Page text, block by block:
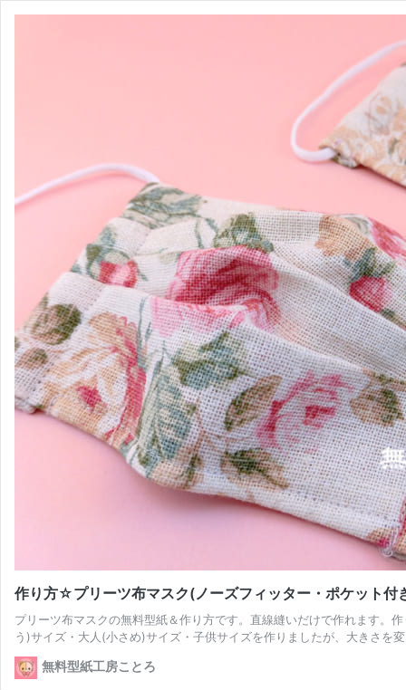
作り方☆プリーツ布マスク(ノーズフィッター・ポケット付
プリーツ布マスクの無料型紙＆作り方です。直線縫いだけで作れます。
う)サイズ・大人(小さめ)サイズ・子供サイズを作りましたが、大きさを
無料型紙工房ことろ